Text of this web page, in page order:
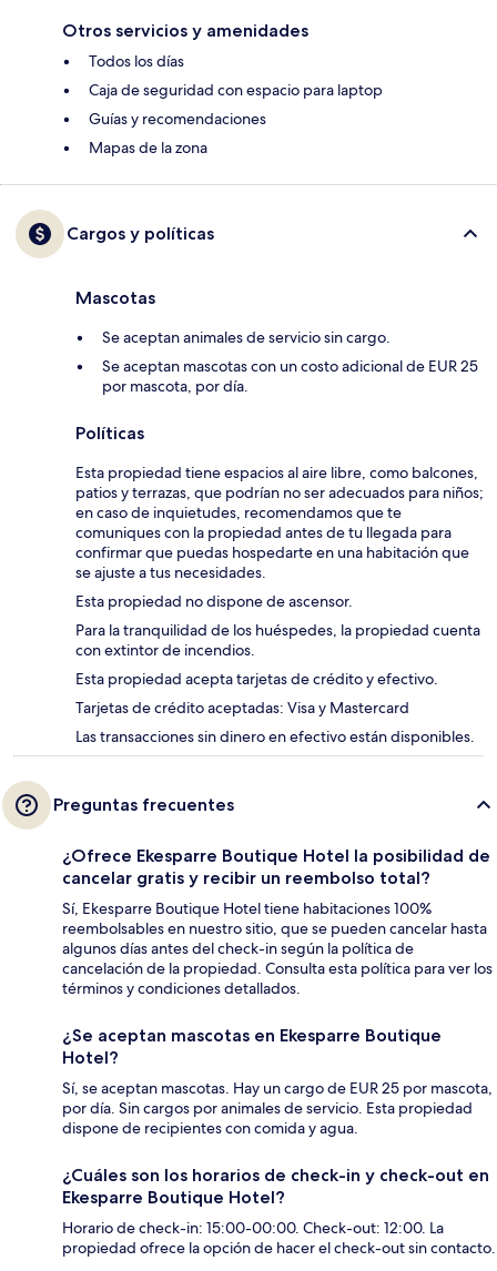
Otros servicios y amenidades
Todos los días
Caja de seguridad con espacio para laptop
Guías y recomendaciones
Mapas de la zona
Cargos y políticas
Mascotas
Se aceptan animales de servicio sin cargo.
Se aceptan mascotas con un costo adicional de EUR 25
por mascota, por día.
Políticas
Esta propiedad tiene espacios al aire libre, como balcones,
patios y terrazas, que podrían no ser adecuados para niños;
en caso de inquietudes, recomendamos que te
comuniques con la propiedad antes de tu llegada para
confirmar que puedas hospedarte en una habitación que
se ajuste a tus necesidades.
Esta propiedad no dispone de ascensor.
Para la tranquilidad de los huéspedes, la propiedad cuenta
con extintor de incendios.
Esta propiedad acepta tarjetas de crédito y efectivo.
Tarjetas de crédito aceptadas: Visa y Mastercard
Las transacciones sin dinero en efectivo están disponibles.
Preguntas frecuentes
¿Ofrece Ekesparre Boutique Hotel la posibilidad de
cancelar gratis y recibir un reembolso total?
Sí, Ekesparre Boutique Hotel tiene habitaciones 100%
reembolsables en nuestro sitio, que se pueden cancelar hasta
algunos días antes del check-in según la política de
cancelación de la propiedad. Consulta esta política para ver los
términos y condiciones detallados.
¿Se aceptan mascotas en Ekesparre Boutique
Hotel?
Sí, se aceptan mascotas. Hay un cargo de EUR 25 por mascota,
por día. Sin cargos por animales de servicio. Esta propiedad
dispone de recipientes con comida y agua.
¿Cuáles son los horarios de check-in y check-out en
Ekesparre Boutique Hotel?
Horario de check-in: 15:00-00:00. Check-out: 12:00. La
propiedad ofrece la opción de hacer el check-out sin contacto.